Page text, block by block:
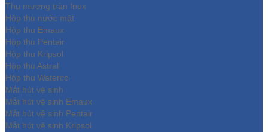
Thu mương tràn Inox
Hôp thu nước mặt
Hộp thu Emaux
Hộp thu Pentair
Hộp thu Kripsol
Hộp thu Astral
Hộp thu Waterco
Mắt hút vệ sinh
Mắt hút vệ sinh Emaux
Mắt hút vệ sinh Pentair
Mắt hút vệ sinh Kripsol